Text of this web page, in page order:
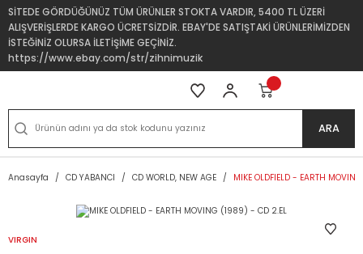
SİTEDE GÖRDÜĞÜNÜZ TÜM ÜRÜNLER STOKTA VARDIR, 5400 TL ÜZERİ
ALIŞVERİŞLERDE KARGO ÜCRETSİZDİR. EBAY'DE SATIŞTAKİ ÜRÜNLERİMİZDEN
İSTEĞİNİZ OLURSA İLETİŞİME GEÇİNİZ.
https://www.ebay.com/str/zihnimuzik
ARA
Anasayfa CD YABANCI CD WORLD, NEW AGE MIKE OLDFIELD - EARTH
VIRGIN